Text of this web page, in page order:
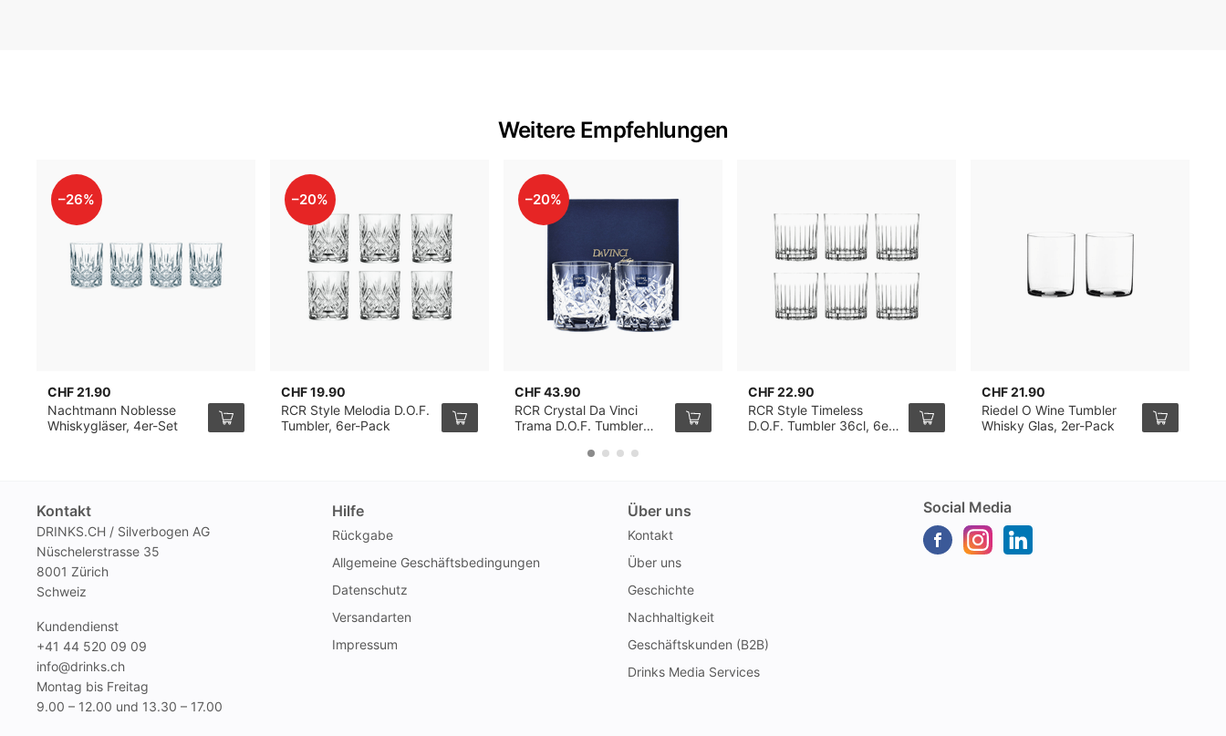
Weitere Empfehlungen
–26%
CHF 21.90
Nachtmann Noblesse
Whiskygläser, 4er-Set
–20%
CHF 19.90
RCR Style Melodia D.O.F.
Tumbler, 6er-Pack
–20%
CHF 43.90
RCR Crystal Da Vinci
Trama D.O.F. Tumbler
CHF 22.90
RCR Style Timeless
D.O.F. Tumbler 36cl, 6er-
CHF 21.90
Riedel O Wine Tumbler
Whisky Glas, 2er-Pack
Kontakt
DRINKS.CH / Silverbogen AG
Nüschelerstrasse 35
8001 Zürich
Schweiz
Kundendienst
+41 44 520 09 09
info@drinks.ch
Montag bis Freitag
9.00 – 12.00 und 13.30 – 17.00
Hilfe
Rückgabe
Allgemeine Geschäftsbedingungen
Datenschutz
Versandarten
Impressum
Über uns
Kontakt
Über uns
Geschichte
Nachhaltigkeit
Geschäftskunden (B2B)
Drinks Media Services
Social Media